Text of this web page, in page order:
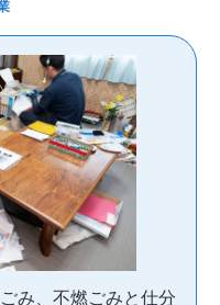
み、不燃ごみと仕分